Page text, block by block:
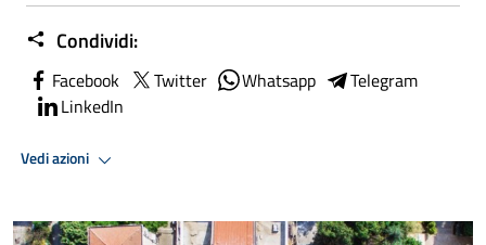
Condividi:
Facebook Twitter Whatsapp
Telegram
LinkedIn
Vedi azioni